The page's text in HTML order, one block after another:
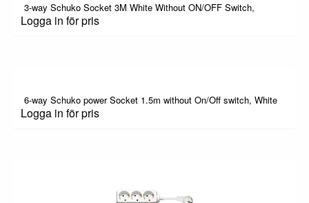
3-way Schuko Socket 3M White Without ON/OFF Switch,
Logga in för pris
6-way Schuko power Socket 1.5m without On/Off switch, White
Logga in för pris